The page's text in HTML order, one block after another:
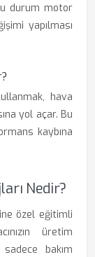
durum motor
yapılması
hava
yol açar. Bu
kaybına
Nedir?
özel eğitimli
üretim
bakım